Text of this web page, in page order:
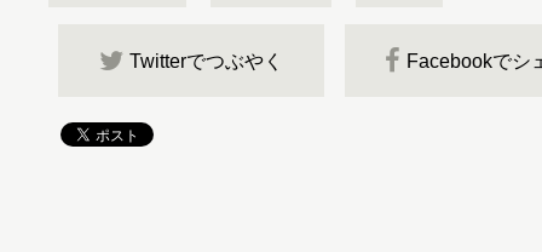
Twitterでつぶやく Facebookでシ